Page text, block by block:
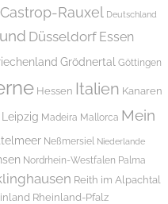
Castrop-Rauxel Deutschland
Düsseldorf Essen
Grödnertal Göttingen
Hessen Italien Kanaren
Leipzig Madeira Mallorca Mein
Neßmersiel Niederlande
Nordrhein-Westfalen Palma
Reith im Alpachtal
Rheinland-Pfalz